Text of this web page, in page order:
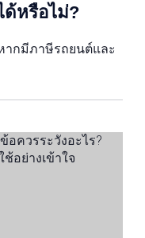
ด้หรือไม่?
ากมีภาษีรถยนต์และ